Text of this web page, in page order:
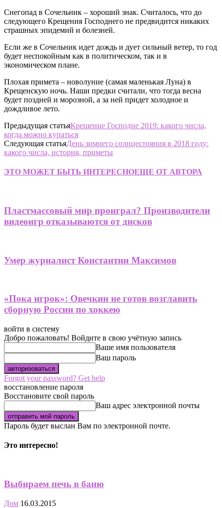
Снегопад в Сочельник – хороший знак. Считалось, что до
следующего Крещения Господнего не предвидится никаких
страшных эпидемий и болезней.
Если же в Сочельник идет дождь и дует сильный ветер, то год
будет неспокойным как в политическом, так и в
экономическом плане.
Плохая примета – новолуние (самая маленькая Луна) в
Крещенскую ночь. Наши предки считали, что тогда весна
будет поздней и морозной, а за ней придет холодное и
дождливое лето.
Предыдущая статьяКрещение Господне 2019: какого числа,
когда можно купаться
Следующая статьяДень зимнего солнцестояния в 2018 году:
какого числа, история, приметы
ЭТО МОЖЕТ БЫТЬ ИНТЕРЕСНОЕЩЕ ОТ АВТОРА
Пластмассовый мир проиграл? Производители
видеоигр отказываются от дисков
Умер журналист Константин Максимов
«Пока игрок»: Овечкин не готов возглавить
сборную России по хоккею
войти в систему
Добро пожаловать! Войдите в свою учётную запись
Ваше имя пользователя
Ваш пароль
Forgot your password? Get help
восстановление пароля
Восстановите свой пароль
Ваш адрес электронной почты
Пароль будет выслан Вам по электронной почте.
Это интересно!
Выбираем печь в баню
Дом 16.03.2015